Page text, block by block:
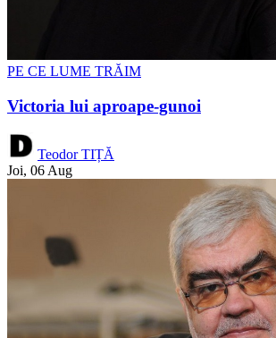
PE CE LUME TRĂIM
Victoria lui aproape-gunoi
Teodor TIȚĂ
Joi, 06 Aug